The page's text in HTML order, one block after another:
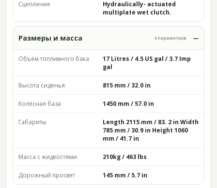
Сцепление
Hydraulically- actuated
multiplate wet clutch.
Размеры и масса 6 параметров
Объём топливного бака
17 Litres / 4.5 US gal / 3.7 Imp
gal
Высота сиденья 815 mm / 32.0 in
Колёсная база 1450 mm / 57.0 in
Габариты
Length 2115 mm / 83. 2 in Width
785 mm / 30.9 in Height 1060
mm / 41.7 in
Масса с жидкостями 210kg / 463 lbs
Дорожный просвет 145 mm / 5.7 in